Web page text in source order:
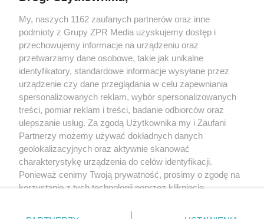
Żaden utwór zamieszczony w serwisie nie może być powielany i
rozpowszechniany lub dalej rozpowszechniany w jakikolwiek sposób (w
tym także elektroniczny lub mechaniczny) na jakimkolwiek polu
eksploatacji w jakiejkolwiek formie, włącznie z umieszczaniem w Internecie
bez pisemnej zgody właściciela praw. Jakiekolwiek użycie lub
wykorzystanie utworów w całości lub w części z naruszeniem prawa, tzn.
bez właściwej zgody, jest zabronione pod groźbą kary i może być ścigane
prawnie.
O nas
My, naszych 1162 zaufanych partnerów oraz inne
podmioty z Grupy ZPR Media uzyskujemy dostęp i
przechowujemy informacje na urządzeniu oraz
przetwarzamy dane osobowe, takie jak unikalne
identyfikatory, standardowe informacje wysyłane przez
urządzenie czy dane przeglądania w celu zapewniania
spersonalizowanych reklam, wybór spersonalizowanych
treści, pomiar reklam i treści, badanie odbiorców oraz
ulepszanie usług. Za zgodą Użytkownika my i Zaufani
Partnerzy możemy używać dokładnych danych
geolokalizacyjnych oraz aktywnie skanować
charakterystykę urządzenia do celów identyfikacji.
Ponieważ cenimy Twoją prywatność, prosimy o zgodę na
korzystanie z tych technologii poprzez kliknięcie
zmienić/wycofać klikając przycisk ustawień prywatności